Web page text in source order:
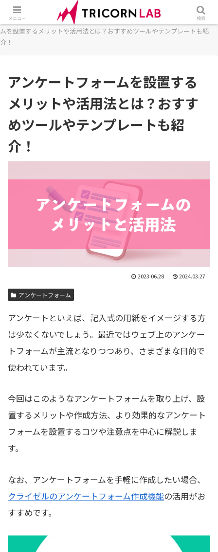
ホーム フォーム アンケートフォーム
アンケートフォー
ムを設置するメリットや活用法とは？おすすめツールやテンプレートも紹
介！
アンケートフォームを設置する
メリットや活用法とは？おすす
めツールやテンプレートも紹
介！
2023.06.28 2024.03.27
アンケートフォーム
アンケートといえば、記入式の用紙をイメージする方
は少なくないでしょう。最近ではウェブ上のアンケー
トフォームが主流となりつつあり、さまざまな目的で
使われています。
今回はこのようなアンケートフォームを取り上げ、設
置するメリットや作成方法、より効果的なアンケート
フォームを設置するコツや注意点を中心に解説しま
す。
なお、アンケートフォームを手軽に作成したい場合、
クライゼルのアンケートフォーム作成機能の活用がお
すすめです。
メニュー 検索